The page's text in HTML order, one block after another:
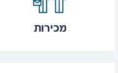
מכירות